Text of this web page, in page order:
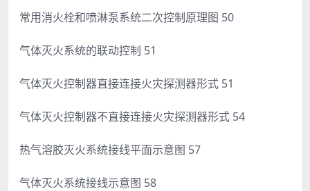
常用消火栓和喷淋泵系统二次控制原理图 50
气体灭火系统的联动控制 51
气体灭火控制器直接连接火灾探测器形式 51
气体灭火控制器不直接连接火灾探测器形式 54
热气溶胶灭火系统接线平面示意图 57
气体灭火系统接线示意图 58